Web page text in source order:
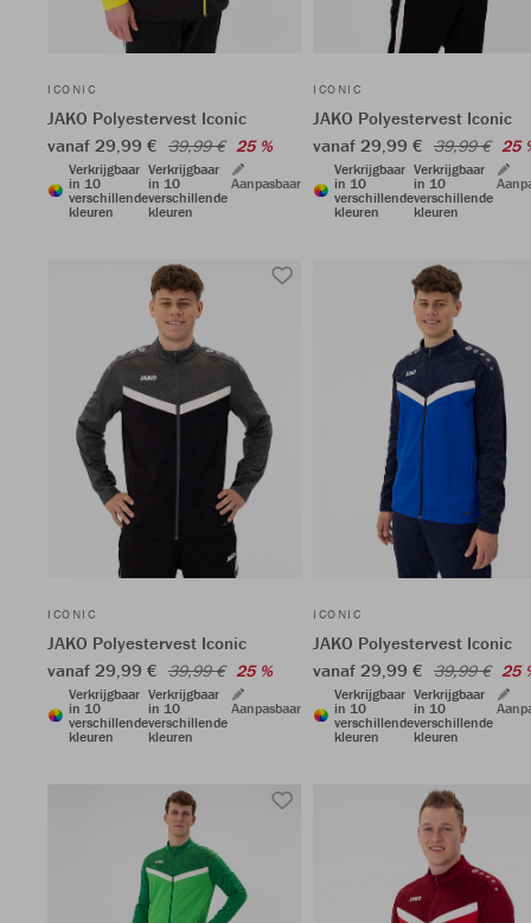
ICONIC
JAKO Polyestervest Iconic
vanaf 29,99 € 39,99 € 25 %
Verkrijgbaar
in 10
verschillende
kleuren
Verkrijgbaar
in 10
verschillende
kleuren
Aanpasbaar
ICONIC
JAKO Polyestervest Iconic
vanaf 29,99 € 39,99 € 25
Verkrijgbaar
in 10
verschillende
kleuren
Verkrijgbaar
in 10
verschillende
kleuren
ICONIC
JAKO Polyestervest Iconic
vanaf 29,99 € 39,99 € 25 %
Verkrijgbaar
in 10
verschillende
kleuren
Verkrijgbaar
in 10
verschillende
kleuren
Aanpasbaar
ICONIC
JAKO Polyestervest Iconic
vanaf 29,99 € 39,99 € 25
Verkrijgbaar
in 10
verschillende
kleuren
Verkrijgbaar
in 10
verschillende
kleuren